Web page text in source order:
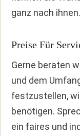
ganz nach ihnen.
Preise Für
Gerne beraten
und dem
festzustellen,
benötigen.
ein faires und